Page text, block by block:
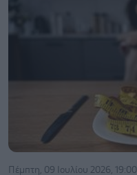
Πέμπτη, 09 Ιουλίου 2026, 19:00